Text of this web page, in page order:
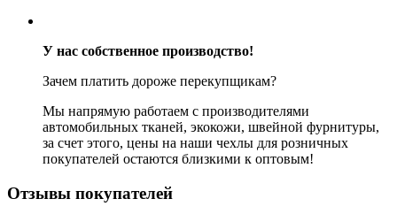
У нас собственное производство!
Зачем платить дороже перекупщикам?
Мы напрямую работаем с производителями
автомобильных тканей, экокожи, швейной фурнитуры,
за счет этого, цены на наши чехлы для розничных
покупателей остаются близкими к оптовым!
Отзывы покупателей